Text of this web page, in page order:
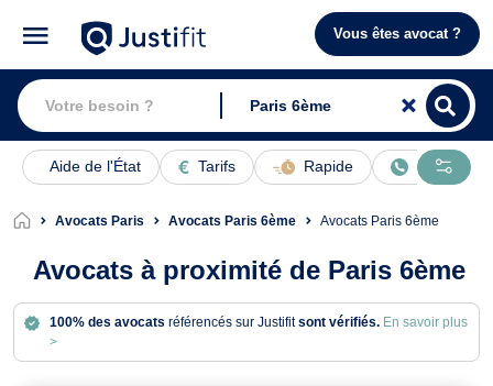
Vous êtes avocat ?
Aide de l'État Tarifs Rapide En ligne
Avocats Paris Avocats Paris 6ème Avocats Paris 6ème
Avocats à proximité de Paris 6ème
100% des avocats référencés sur Justifitsont vérifiés. En savoir plus
>